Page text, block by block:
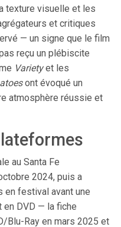
texture visuelle et les
et critiques
— un signe que le film
reçu un plébiscite
Varietyet les
ont évoqué un
atmosphère réussie et
au Santa Fe
2024, puis a
en festival avant une
en DVD — la fiche
Blu-Ray en mars 2025 et